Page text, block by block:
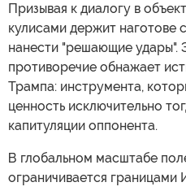
Призывая к диалогу в
кулисами держит наготове
нанести "решающие удары".
противоречие обнажает
Трампа: инструмента,
ценность исключительно
капитуляции оппонента.
В глобальном масштабе
ограничивается границами